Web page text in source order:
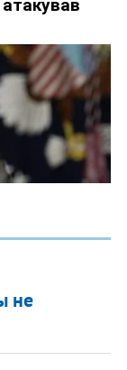
не